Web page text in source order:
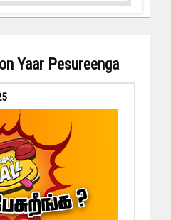
Yaar Pesureenga